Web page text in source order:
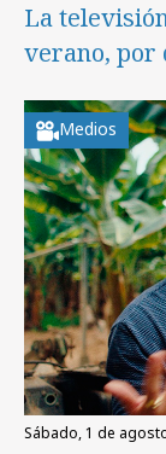
La
verano, por
Medios
sábado, 1 de